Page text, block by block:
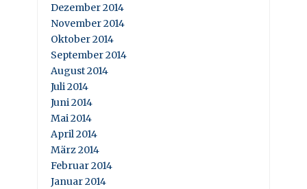
Dezember 2014
November 2014
Oktober 2014
September 2014
August 2014
Juli 2014
Juni 2014
Mai 2014
April 2014
März 2014
Februar 2014
Januar 2014